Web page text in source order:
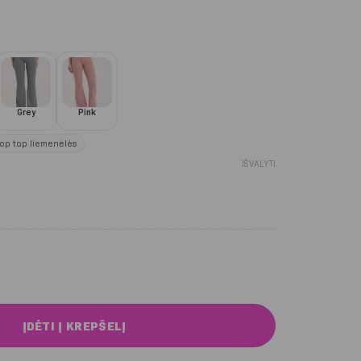
Grey Pink
top liemenėlės
IŠVALYTI
ĮDĖTI Į KREPŠELĮ